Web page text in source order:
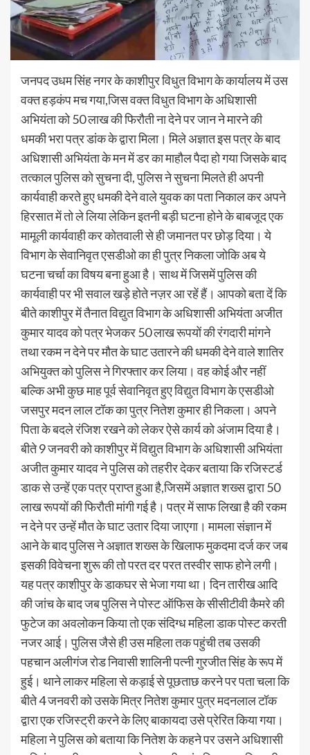
जनपद उधम सिंह नगर के काशीपुर विधुत विभाग के कार्यालय में उस
वक्त हड़कंप मच गया,जिस वक्त विधुत विभाग के अधिशासी
अभियंता को 50 लाख की फिरौती ना देने पर जान ने मारने की
धमकी भरा पत्र डांक के द्वारा मिला। मिले अज्ञात इस पत्र के बाद
अधिशासी अभियंता के मन में डर का माहौल पैदा हो गया जिसके बाद
तत्काल पुलिस को सुचना दी, पुलिस ने सुचना मिलते ही अपनी
कार्यवाही करते हुए धमकी देने वाले युवक का पता निकाल कर अपने
हिरसात में तो ले लिया लेकिन इतनी बड़ी घटना होने के बाबजूद एक
मामूली कार्यवाही कर कोतवाली से ही जमानत पर छोड़ दिया। ये
विभाग के सेवानिवृत एसडीओ का ही पुत्र निकला जोकि अब ये
घटना चर्चा का विषय बना हुआ है। साथ में जिसमें पुलिस की
कार्यवाही पर भी सवाल खड़े होते नज़र आ रहें हैं। आपको बता दें कि
बीते काशीपुर में तैनात विद्युत विभाग के अधिशासी अभियंता अजीत
कुमार यादव को पत्र भेजकर 50 लाख रूपयों की रंगदारी मांगने
तथा रकम न देने पर मौत के घाट उतारने की धमकी देने वाले शातिर
अभियुक्त को पुलिस ने गिरफ्तार कर लिया। वह कोई और नहीं
बल्कि अभी कुछ माह पूर्व सेवानिवृत हुए विद्युत विभाग के एसडीओ
जसपुर मदन लाल टॉक का पुत्र नितेश कुमार ही निकला। अपने
पिता के बदले रंजिश रखने को लेकर ऐसे कार्य को अंजाम दिया है।
बीते 9 जनवरी को काशीपुर में विद्युत विभाग के अधिशासी अभियंता
अजीत कुमार यादव ने पुलिस को तहरीर देकर बताया कि रजिस्टर्ड
डाक से उन्हें एक पत्र प्राप्त हुआ है,जिसमें अज्ञात शख्स द्वारा 50
लाख रूपयों की फिरौती मांगी गई है। पत्र में साफ लिखा है की रकम
न देने पर उन्हें मौत के घाट उतार दिया जाएगा। मामला संज्ञान में
आने के बाद पुलिस ने अज्ञात शख्स के खिलाफ मुकदमा दर्ज कर जब
इसकी विवेचना शुरू की तो परत दर परत तस्वीर साफ होने लगी।
यह पत्र काशीपुर के डाकघर से भेजा गया था। दिन तारीख आदि
की जांच के बाद जब पुलिस ने पोस्ट ऑफिस के सीसीटीवी कैमरे की
फुटेज का अवलोकन किया तो एक संदिग्ध महिला डाक पोस्ट करती
नजर आई। पुलिस जैसे ही उस महिला तक पहुंची तब उसकी
पहचान अलीगंज रोड निवासी शालिनी पत्नी गुरजीत सिंह के रूप में
हुई। थाने लाकर महिला से कड़ाई से पूछताछ करने पर पता चला कि
बीते 4 जनवरी को उसके मित्र नितेश कुमार पुत्र मदनलाल टॉक
द्वारा एक रजिस्ट्री करने के लिए बाकायदा उसे प्रेरित किया गया।
महिला ने पुलिस को बताया कि नितेश के कहने पर उसने अधिशासी